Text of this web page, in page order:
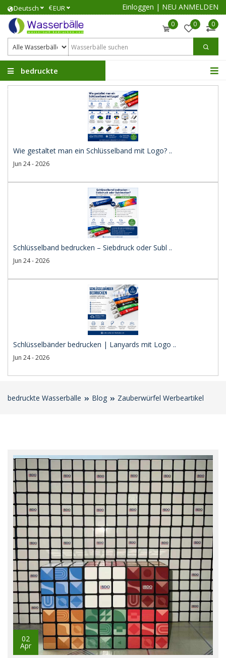
Deutsch €EUR Einloggen | NEU ANMELDEN
0 0 0
bedruckte
Wasserbälle
Wie gestaltet man ein Schlüsselband mit Logo? ..
Jun 24 - 2026
Schlüsselband bedrucken – Siebdruck oder Subl ..
Jun 24 - 2026
Schlüsselbänder bedrucken | Lanyards mit Logo ..
Jun 24 - 2026
bedruckte Wasserbälle Blog Zauberwürfel Werbeartikel
02
Apr